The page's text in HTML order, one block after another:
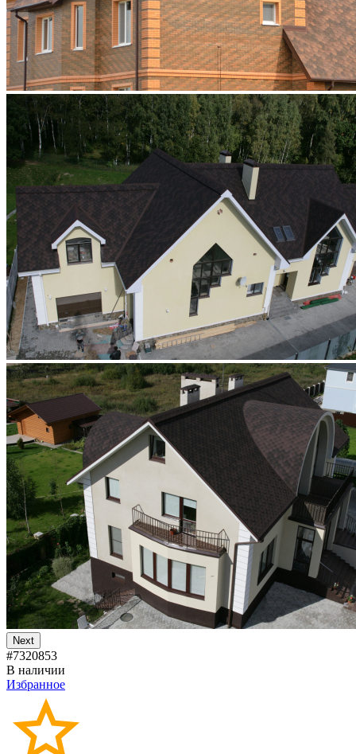
Next
#7320853
В наличии
Избранное